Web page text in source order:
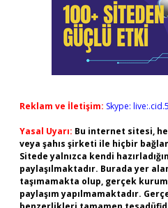
Reklam ve İletişim: Skype:
Yasal Uyarı: Bu internet sitesi,
veya şahıs şirketi ile hiçbir
Sitede yalnızca kendi
paylaşılmaktadır. Burada yer
taşımamakta olup, gerçek
paylaşım yapılmamaktadır.